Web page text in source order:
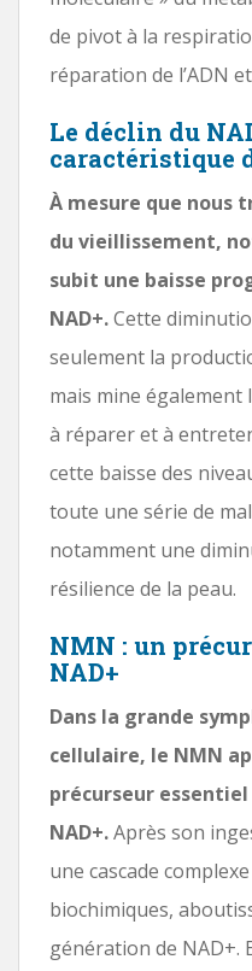
de pivot à la
réparation de l’ADN
Le déclin du
caractéristique
À mesure que nous
du vieillissement,
subit une baisse
NAD+.Cette
seulement la
mais mine également
à réparer et à
cette baisse des
toute une série de
notamment une
résilience de la peau.
NMN : un
NAD+
Dans la grande
cellulaire, le NMN
précurseur
NAD+.Après son
une cascade
biochimiques,
génération de NAD+.